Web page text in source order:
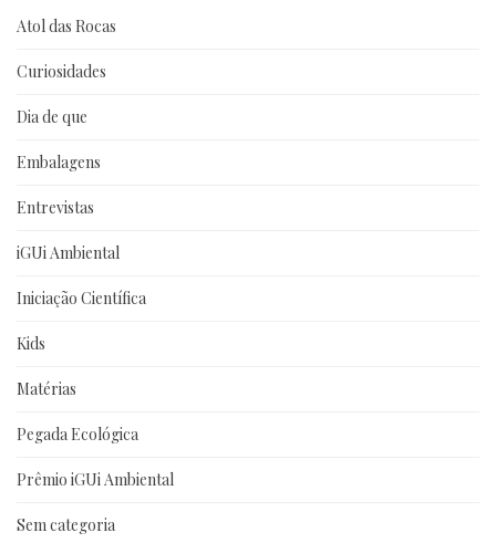
Atol das Rocas
Curiosidades
Dia de que
Embalagens
Entrevistas
iGUi Ambiental
Iniciação Científica
Kids
Matérias
Pegada Ecológica
Prêmio iGUi Ambiental
Sem categoria